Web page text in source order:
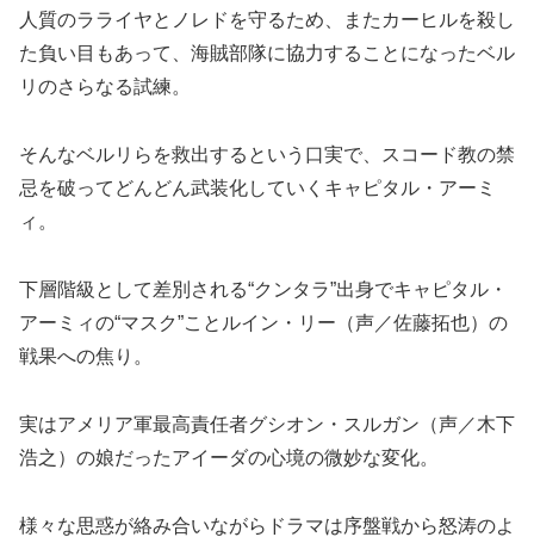
人質のラライヤとノレドを守るため、またカーヒルを殺し
た負い目もあって、海賊部隊に協力することになったベル
リのさらなる試練。
そんなベルリらを救出するという口実で、スコード教の禁
忌を破ってどんどん武装化していくキャピタル・アーミ
ィ。
下層階級として差別される“クンタラ”出身でキャピタル・
アーミィの“マスク”ことルイン・リー（声／佐藤拓也）の
戦果への焦り。
実はアメリア軍最高責任者グシオン・スルガン（声／木下
浩之）の娘だったアイーダの心境の微妙な変化。
様々な思惑が絡み合いながらドラマは序盤戦から怒涛のよ